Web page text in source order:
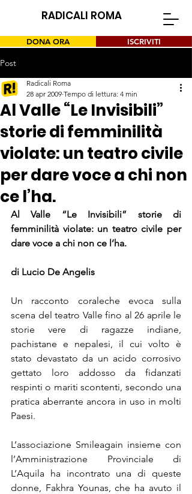
RADICALI ROMA
DONA ORA ISCRIVITI
Post
Al Valle “Le Invisibili”
storie di femminilità
violate: un teatro civile
per dare voce a chi non
ce l’ha.
Radicali Roma
28 apr 2009 Tempo di lettura: 4 min
Al Valle “Le Invisibili” storie di
femminilità violate: un teatro civile per
dare voce a chi non ce l’ha.
di Lucio De Angelis
Un racconto coraleche evoca sulla
scena del teatro Valle fino al 26 aprile le
storie vere di ragazze indiane,
pachistane e nepalesi, il cui volto è
stato devastato da un acido corrosivo
gettato loro addosso da fidanzati
respinti o mariti scontenti, secondo una
pratica aberrante ancora in uso in molti
Paesi.
L’associazione Smileagain insieme con
l’Amministrazione Provinciale di
L’Aquila ha incontrato una di queste
donne, Fakhra Younas, che ha avuto il